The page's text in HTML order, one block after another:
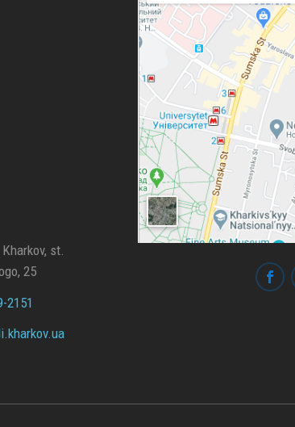
st.
25
2151
ua